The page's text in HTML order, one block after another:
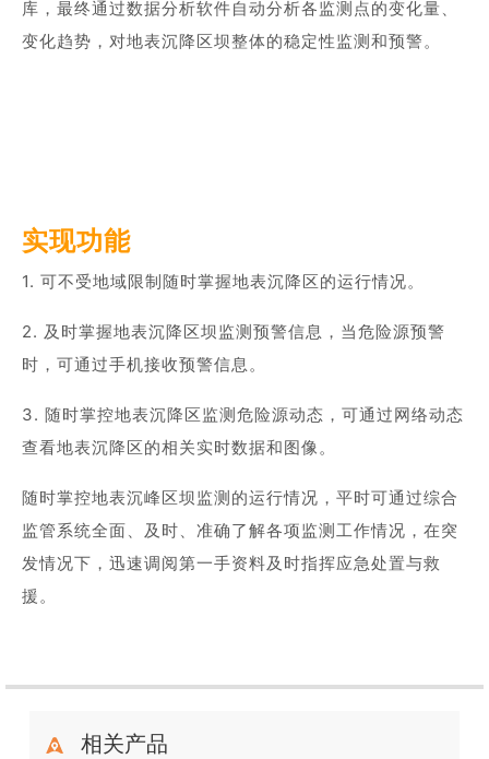
库，最终通过数据分析软件自动分析各监测点的变化量、
变化趋势，对地表沉降区坝整体的稳定性监测和预警。
实现功能
1. 可不受地域限制随时掌握地表沉降区的运行情况。
2. 及时掌握地表沉降区坝监测预警信息，当危险源预警
时，可通过手机接收预警信息。
3. 随时掌控地表沉降区监测危险源动态，可通过网络动态
查看地表沉降区的相关实时数据和图像。
随时掌控地表沉峰区坝监测的运行情况，平时可通过综合
监管系统全面、及时、准确了解各项监测工作情况，在突
发情况下，迅速调阅第一手资料及时指挥应急处置与救
援。
相关产品